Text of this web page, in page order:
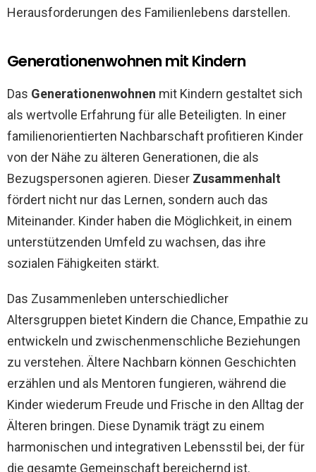
Herausforderungen des Familienlebens darstellen.
Generationenwohnen mit Kindern
Das Generationenwohnen mit Kindern gestaltet sich
als wertvolle Erfahrung für alle Beteiligten. In einer
familienorientierten Nachbarschaft profitieren Kinder
von der Nähe zu älteren Generationen, die als
Bezugspersonen agieren. Dieser Zusammenhalt
fördert nicht nur das Lernen, sondern auch das
Miteinander. Kinder haben die Möglichkeit, in einem
unterstützenden Umfeld zu wachsen, das ihre
sozialen Fähigkeiten stärkt.
Das Zusammenleben unterschiedlicher
Altersgruppen bietet Kindern die Chance, Empathie zu
entwickeln und zwischenmenschliche Beziehungen
zu verstehen. Ältere Nachbarn können Geschichten
erzählen und als Mentoren fungieren, während die
Kinder wiederum Freude und Frische in den Alltag der
Älteren bringen. Diese Dynamik trägt zu einem
harmonischen und integrativen Lebensstil bei, der für
die gesamte Gemeinschaft bereichernd ist.